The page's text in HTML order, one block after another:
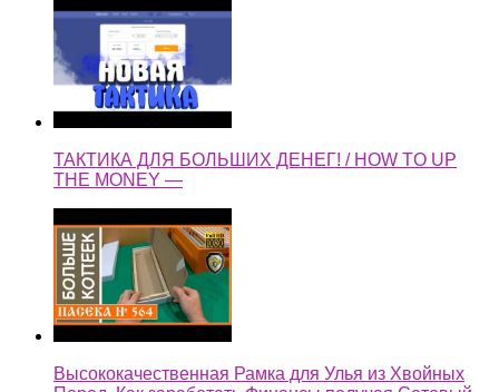
ТАКТИКА ДЛЯ БОЛЬШИХ ДЕНЕГ! / HOW TO UP
THE MONEY —
Высококачественная Рамка для Улья из Хвойных